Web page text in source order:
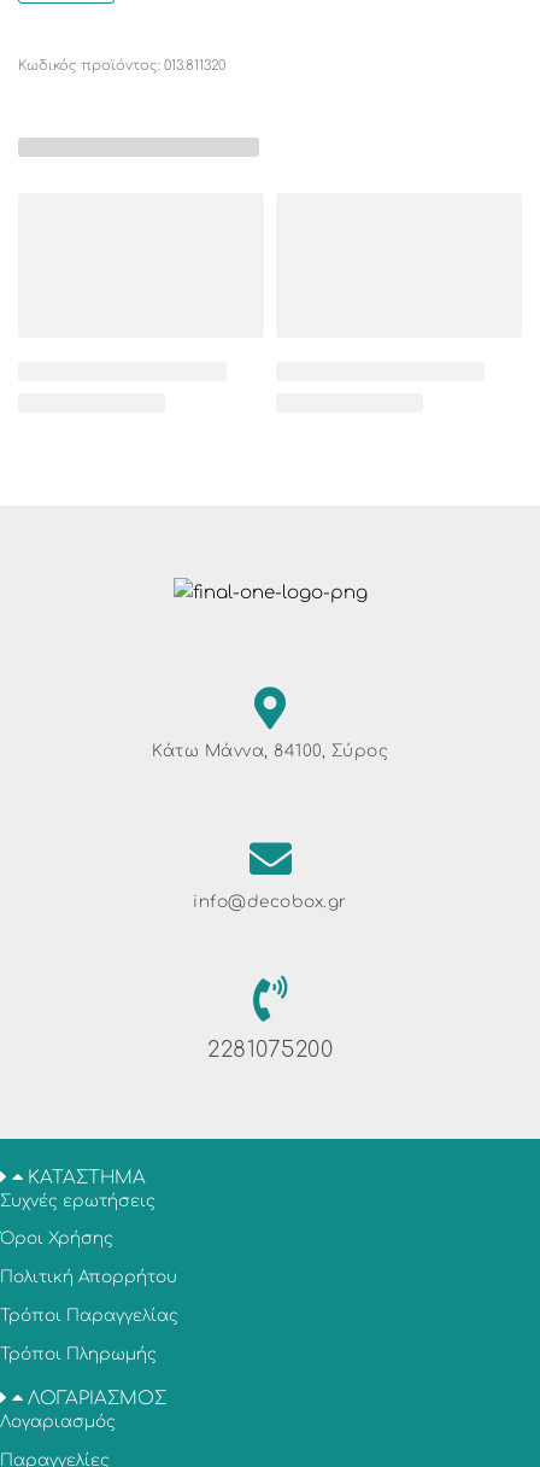
013.811320
Κάτω Μάννα, 84100, Σύρος
info@decobox.gr
2281075200
ΚΑΤΑΣΤΗΜΑ
Συχνές ερωτήσεις
Όροι Χρήσης
Πολιτική Απορρήτου
Τρόποι Παραγγελίας
Τρόποι Πληρωμής
ΛΟΓΑΡΙΑΣΜΟΣ
Λογαριασμός
Παραγγελίες